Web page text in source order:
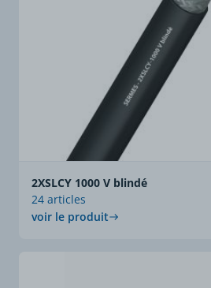
2XSLCY 1000 V blindé
24 articles
voir le produit